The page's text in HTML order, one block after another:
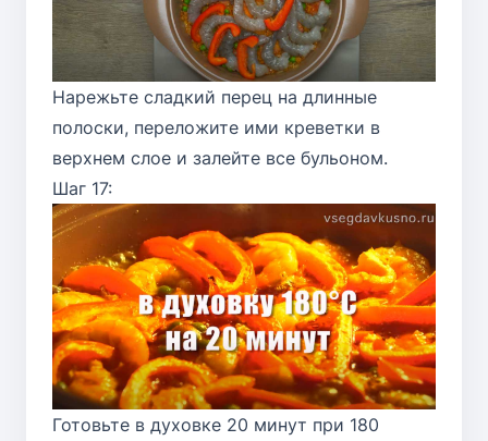
Нарежьте сладкий перец на длинные
полоски, переложите ими креветки в
верхнем слое и залейте все бульоном.
Шаг 17:
Готовьте в духовке 20 минут при 180